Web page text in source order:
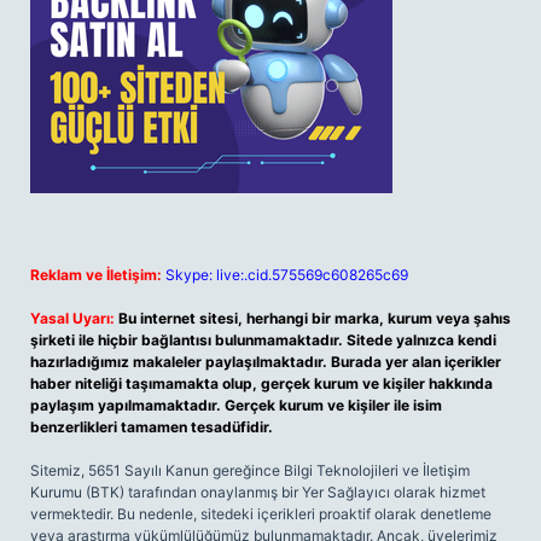
Reklam ve İletişim: Skype: live:.cid.575569c608265c69
Yasal Uyarı: Bu internet sitesi, herhangi bir marka, kurum veya şahıs
şirketi ile hiçbir bağlantısı bulunmamaktadır. Sitede yalnızca kendi
hazırladığımız makaleler paylaşılmaktadır. Burada yer alan içerikler
haber niteliği taşımamakta olup, gerçek kurum ve kişiler hakkında
paylaşım yapılmamaktadır. Gerçek kurum ve kişiler ile isim
benzerlikleri tamamen tesadüfidir.
Sitemiz, 5651 Sayılı Kanun gereğince Bilgi Teknolojileri ve İletişim
Kurumu (BTK) tarafından onaylanmış bir Yer Sağlayıcı olarak hizmet
vermektedir. Bu nedenle, sitedeki içerikleri proaktif olarak denetleme
veya araştırma yükümlülüğümüz bulunmamaktadır. Ancak, üyelerimiz